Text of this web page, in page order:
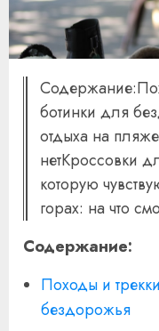
ботинки для
отдыха на
нетКроссовки
которую
горах: на что
Содержание:
Походы и
бездорожья